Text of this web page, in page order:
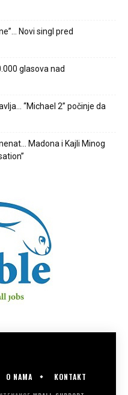
Novi singl pred
glasova nad
“Michael 2” počinje da
Madona i Kajli Minog
O NAMA KONTAKT